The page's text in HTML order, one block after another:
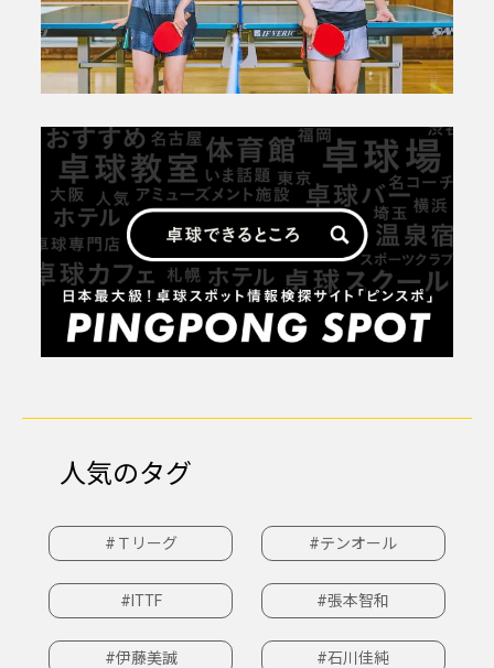
人気のタグ
#Ｔリーグ #テンオール
#ITTF #張本智和
#伊藤美誠 #石川佳純